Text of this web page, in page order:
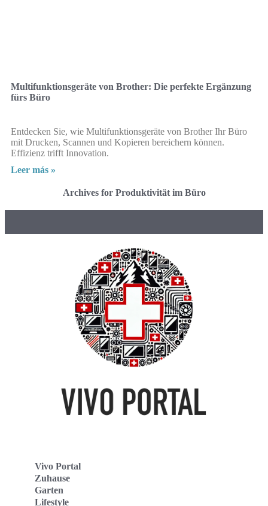
Multifunktionsgeräte von Brother: Die perfekte Ergänzung
fürs Büro
Entdecken Sie, wie Multifunktionsgeräte von Brother Ihr Büro
mit Drucken, Scannen und Kopieren bereichern können.
Effizienz trifft Innovation.
Leer más »
Archives for Produktivität im Büro
Vivo Portal
Zuhause
Garten
Lifestyle